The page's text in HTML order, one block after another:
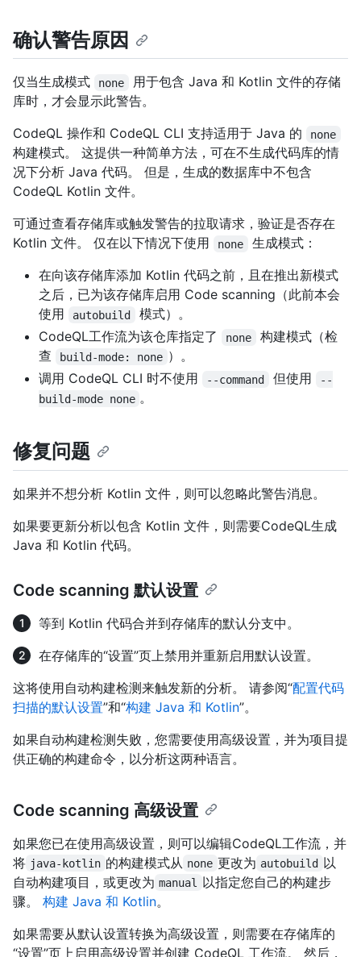
确认警告原因
仅当生成模式 none
用于包含 Java 和 Kotlin 文件的存储
库时，才会显示此警告。
CodeQL 操作和 CodeQL CLI 支持适用于 Java 的
none
构建模式。 这提供一种简单方法，可在不生成代码库的情
况下分析 Java 代码。 但是，生成的数据库中不包含
CodeQL Kotlin 文件。
可通过查看存储库或触发警告的拉取请求，验证是否存在
Kotlin 文件。 仅在以下情况下使用
none
生成模式：
在向该存储库添加 Kotlin 代码之前，且在推出新模式
之后，已为该存储库启用 Code scanning（此前本会
使用
autobuild
模式）。
CodeQL工作流为该仓库指定了
none
构建模式（检
查
build-mode: none ）。
调用 CodeQL CLI 时不使用
--command 但使用
--
build-mode none 。
修复问题
如果并不想分析 Kotlin 文件，则可以忽略此警告消息。
如果要更新分析以包含 Kotlin 文件，则需要CodeQL生成
Java 和 Kotlin 代码。
Code scanning 默认设置
等到 Kotlin 代码合并到存储库的默认分支中。
在存储库的“设置”页上禁用并重新启用默认设置。
这将使用自动构建检测来触发新的分析。 请参阅“配置代码
扫描的默认设置”和“构建 Java 和 Kotlin”。
如果自动构建检测失败，您需要使用高级设置，并为项目提
供正确的构建命令，以分析这两种语言。
Code scanning 高级设置
如果您已在使用高级设置，则可以编辑CodeQL工作流，并
将 java-kotlin 的构建模式从 none 更改为 autobuild 以
自动构建项目，或更改为 manual
以指定您自己的构建步
骤。 构建 Java 和 Kotlin。
如果需要从默认设置转换为高级设置，则需要在存储库的
“设置”页上启用高级设置并创建 CodeQL 工作流。 然后，